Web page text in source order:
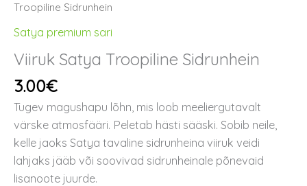
Troopiline Sidrunhein
Satya premium sari
Viiruk Satya Troopiline Sidrunhein
3.00€
Tugev magushapu lõhn, mis loob meeliergutavalt
värske atmosfääri. Peletab hästi sääski. Sobib neile,
kelle jaoks Satya tavaline sidrunheina viiruk veidi
lahjaks jääb või soovivad sidrunheinale põnevaid
lisanoote juurde.